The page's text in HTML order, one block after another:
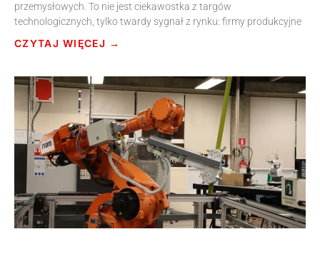
przemysłowych. To nie jest ciekawostka z targów
technologicznych, tylko twardy sygnał z rynku: firmy produkcyjne
CZYTAJ WIĘCEJ →